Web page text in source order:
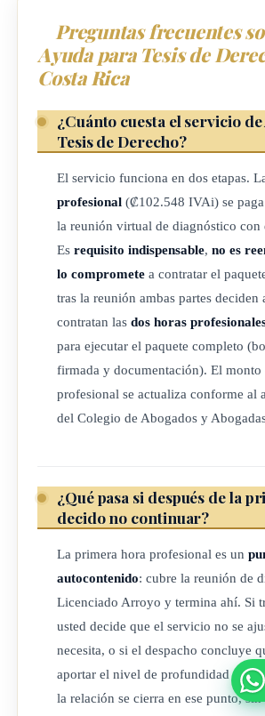
Preguntas frecuentes
Ayuda para Tesis de
Costa Rica
¿Cuánto cuesta el servicio
Tesis de Derecho?
El servicio funciona en dos etapas.
profesional (₡102.548 IVAi) se
la reunión virtual de diagnóstico
Es requisito indispensable, no es
lo compromete a contratar el
tras la reunión ambas partes deciden
contratan las dos horas
para ejecutar el paquete completo
firmada y documentación). El monto
profesional se actualiza conforme al
del Colegio de Abogados y
¿Qué pasa si después de la
decido no continuar?
La primera hora profesional es un
autocontenido: cubre la reunión de
Licenciado Arroyo y termina ahí. Si
usted decide que el servicio no se
necesita, o si el despacho concluye
aportar el nivel de profundidad
la relación se cierra en ese punto, sin